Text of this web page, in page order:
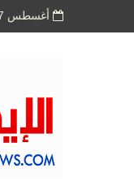
أغسطس 7, 2026